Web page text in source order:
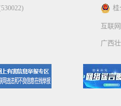
桂
互联
广西